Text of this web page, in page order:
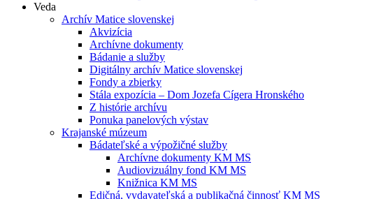
Veda
Archív Matice slovenskej
Akvizícia
Archívne dokumenty
Bádanie a služby
Digitálny archív Matice slovenskej
Fondy a zbierky
Stála expozícia – Dom Jozefa Cígera Hronského
Z histórie archívu
Ponuka panelových výstav
Krajanské múzeum
Bádateľské a výpožičné služby
Archívne dokumenty KM MS
Audiovizuálny fond KM MS
Knižnica KM MS
Edičná, vydavateľská a publikačná činnosť KM MS